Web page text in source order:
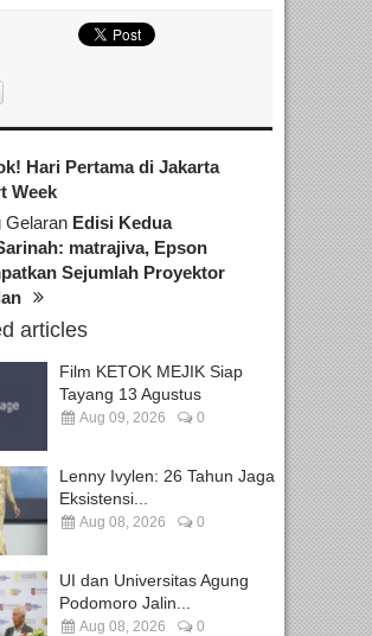
Hari Pertama di Jakarta
Week
Gelaran Edisi Kedua
matrajiva, Epson
Sejumlah Proyektor
articles
Film KETOK MEJIK Siap
Tayang 13 Agustus
Aug 09, 2026 0
Lenny Ivylen: 26 Tahun Jaga
Eksistensi...
Aug 08, 2026 0
UI dan Universitas Agung
Podomoro Jalin...
Aug 08, 2026 0